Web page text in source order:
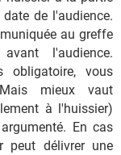
de l'audience.
au greffe
l'audience.
obligatoire, vous
mieux vaut
à l'huissier)
En cas
peut délivrer une